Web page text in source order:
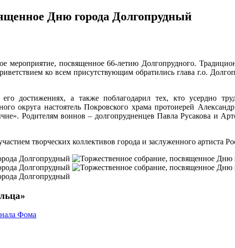
Дню города Долгопрудный
мероприятие, посвященное 66-летию Долгопрудного.
ко всем присутствующим обратились глава г.о.
его достижениях, а также поблагодарил тех, кто усердно
округа настоятель Покровского храма протоиерей
Родителям воинов – долгопрудненцев Павла Русакова и
творческих коллективов города и заслуженного артиста